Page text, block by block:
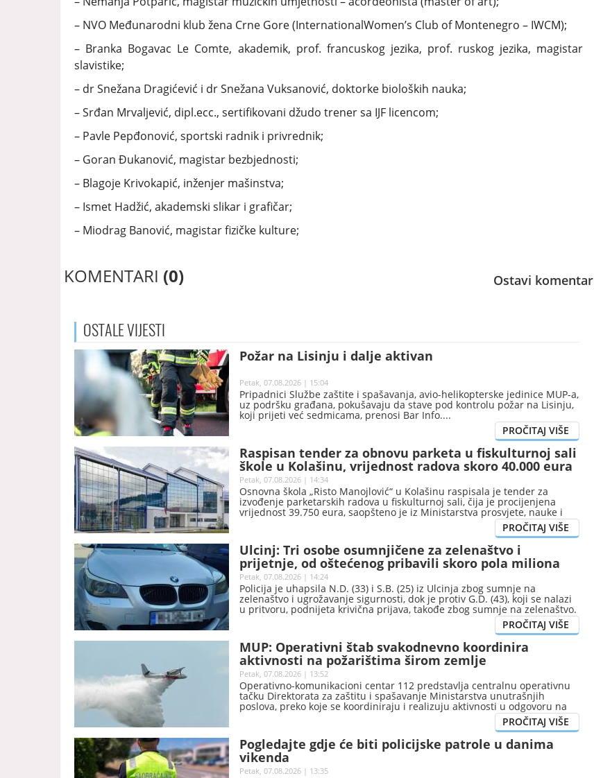
– NVO Međunarodni klub žena Crne Gore (InternationalWomen’s Club of Montenegro – IWCM);
– Branka Bogavac Le Comte, akademik, prof. francuskog jezika, prof. ruskog jezika, magistar
slavistike;
– dr Snežana Dragićević i dr Snežana Vuksanović, doktorke bioloških nauka;
– Srđan Mrvaljević, dipl.ecc., sertifikovani džudo trener sa IJF licencom;
– Pavle Pepđonović, sportski radnik i privrednik;
– Goran Đukanović, magistar bezbjednosti;
– Blagoje Krivokapić, inženjer mašinstva;
– Ismet Hadžić, akademski slikar i grafičar;
– Miodrag Banović, magistar fizičke kulture;
KOMENTARI (0) Ostavi komentar
OSTALEVIJESTI
Požar na Lisinju i dalje aktivan
Petak, 07.08.2026 | 15:04
Pripadnici Službe zaštite i spašavanja, avio-helikopterske jedinice MUP-a,
uz podršku građana, pokušavaju da stave pod kontrolu požar na Lisinju,
koji prijeti već sedmicama, prenosi Bar Info.
Raspisan tender za obnovu parketa u fiskulturnoj sali
škole u Kolašinu, vrijednost radova skoro 40.000 eura
Petak, 07.08.2026 | 14:34
Osnovna škola „Risto Manojlović“ u Kolašinu raspisala je tender za
izvođenje parketarskih radova u fiskulturnoj sali, čija je procijenjena
vrijednost 39.750 eura, saopšteno je iz Ministarstva prosvjete, nauke i
Ulcinj: Tri osobe osumnjičene za zelenaštvo i
prijetnje, od oštećenog pribavili skoro pola miliona
eura
Petak, 07.08.2026 | 14:24
Policija je uhapsila N.D. (33) i S.B. (25) iz Ulcinja zbog sumnje na
zelenaštvo i ugrožavanje sigurnosti, dok je protiv G.D. (43), koji se nalazi
u pritvoru, podnijeta krivična prijava, takođe zbog sumnje na zelenaštvo.
Kako je saopšteno iz Uprave policije, osumnjičeni su navodno na štetu
H.A. pribavili protivpravnu imovinsku korist u iznosu od oko 460.000
eura.
MUP: Operativni štab svakodnevno koordinira
aktivnosti na požarištima širom zemlje
Petak, 07.08.2026 | 13:52
Operativno-komunikacioni centar 112 predstavlja centralnu operativnu
tačku Direktorata za zaštitu i spašavanje Ministarstva unutrašnjih
poslova, preko koje se koordiniraju i realizuju aktivnosti u odgovoru na
požare i druge događaje iz nadležnosti Direktorata, saopšteno je iz tog
Pogledajte gdje će biti policijske patrole u danima
vikenda
Petak, 07.08.2026 | 13:35